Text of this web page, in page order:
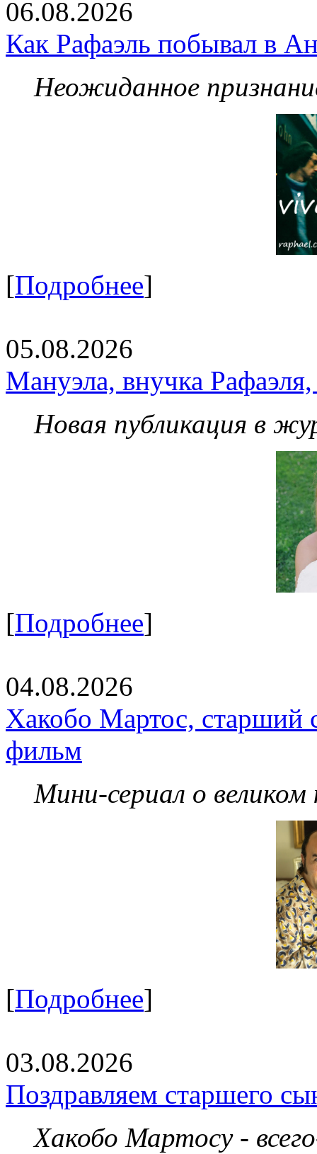
06.08.2026
Как Рафаэль побывал в
Неожиданное
[Подробнее]
05.08.2026
Мануэла, внучка
Новая публикация в
[Подробнее]
04.08.2026
Хакобо Мартос, старший
фильм
Мини-сериал о великом
[Подробнее]
03.08.2026
Поздравляем старшего
Хакобо Мартосу -